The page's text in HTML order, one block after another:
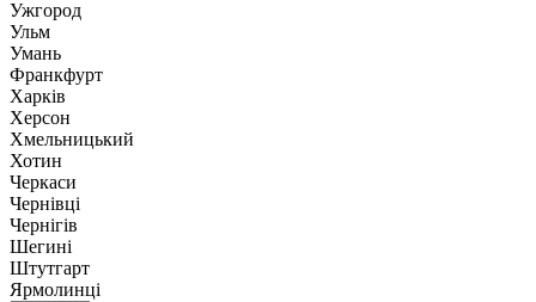
Ужгород
Ульм
Умань
Франкфурт
Харків
Херсон
Хмельницький
Хотин
Черкаси
Чернівці
Чернігів
Шегині
Штутгарт
Ярмолинці